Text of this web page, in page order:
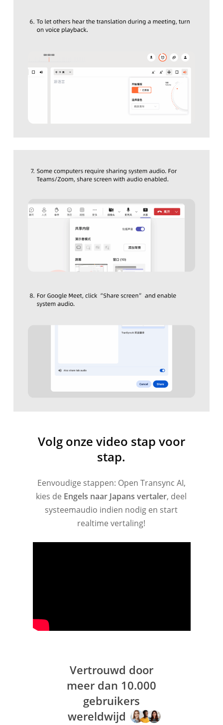
Volg onze video stap voor
stap.
Eenvoudige stappen: Open Transync AI,
kies de Engels naar Japans vertaler, deel
systeemaudio indien nodig en start
realtime vertaling!
Vertrouwd door
meer dan 10.000
gebruikers
wereldwijd